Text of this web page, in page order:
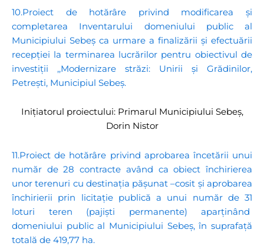
10.Proiect de hotărâre privind modificarea și
completarea Inventarului domeniului public al
Municipiului Sebeș ca urmare a finalizării și efectuării
recepției la terminarea lucrărilor pentru obiectivul de
investiții ,,Modernizare străzi: Unirii și Grădinilor,
Petrești, Municipiul Sebeș.
Inițiatorul proiectului: Primarul Municipiului Sebeș,
Dorin Nistor
11.Proiect de hotărâre privind aprobarea încetării unui
număr de 28 contracte având ca obiect închirierea
unor terenuri cu destinația pășunat –cosit și aprobarea
închirierii prin licitație publică a unui număr de 31
loturi teren (pajiști permanente) aparținând
domeniului public al Municipiului Sebeș, în suprafață
totală de 419,77 ha.